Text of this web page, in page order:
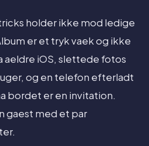
holder ikke mod ledige
er et tryk vaek og ikke
aeldre iOS, slettede fotos
og en telefon efterladt
bordet er en invitation.
gaest med et par